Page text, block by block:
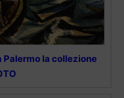
Palermo la collezione